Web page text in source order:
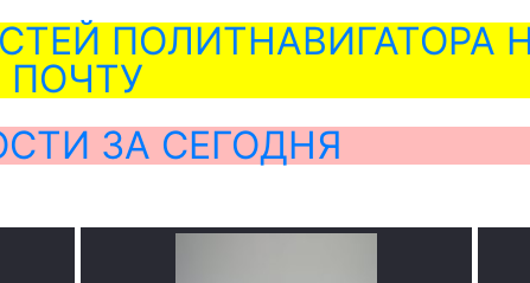
ПОЛИТНАВИГАТОРА
ПОЧТУ
ЗА СЕГОДНЯ